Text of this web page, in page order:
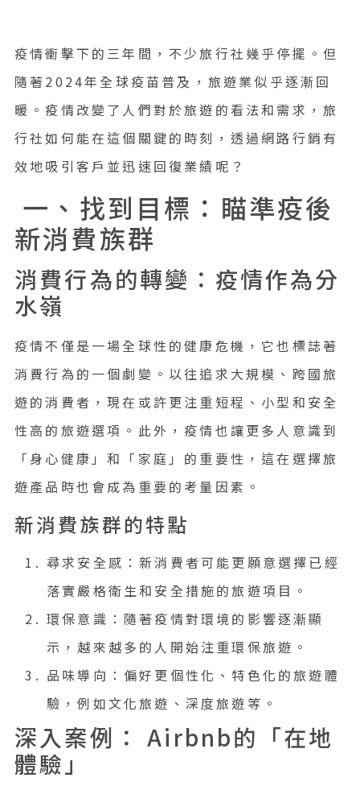
疫情衝擊下的三年間，不少旅行社幾乎停擺。但
隨著2024年全球疫苗普及，旅遊業似乎逐漸回
暖。疫情改變了人們對於旅遊的看法和需求，旅
行社如何能在這個關鍵的時刻，透過網路行銷有
效地吸引客戶並迅速回復業績呢？
一、找到目標：瞄準疫後
新消費族群
消費行為的轉變：疫情作為分
水嶺
疫情不僅是一場全球性的健康危機，它也標誌著
消費行為的一個劇變。以往追求大規模、跨國旅
遊的消費者，現在或許更注重短程、小型和安全
性高的旅遊選項。此外，疫情也讓更多人意識到
「身心健康」和「家庭」的重要性，這在選擇旅
遊產品時也會成為重要的考量因素。
新消費族群的特點
尋求安全感：新消費者可能更願意選擇已經
落實嚴格衛生和安全措施的旅遊項目。
環保意識：隨著疫情對環境的影響逐漸顯
示，越來越多的人開始注重環保旅遊。
品味導向：偏好更個性化、特色化的旅遊體
驗，例如文化旅遊、深度旅遊等。
深入案例： Airbnb的「在地
體驗」